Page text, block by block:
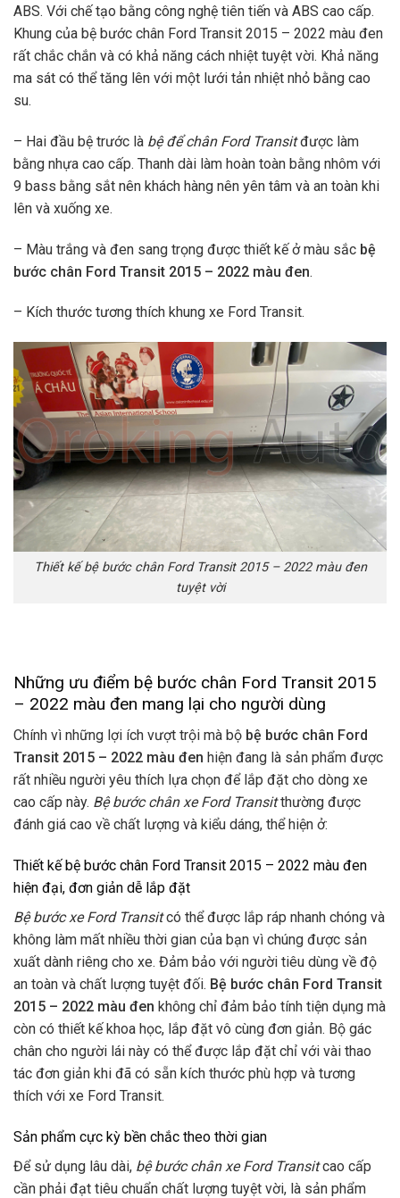
ABS. Với chế tạo bằng công nghệ tiên tiến và ABS cao cấp.
Khung của bệ bước chân Ford Transit 2015 – 2022 màu đen
rất chắc chắn và có khả năng cách nhiệt tuyệt vời. Khả năng
ma sát có thể tăng lên với một lưới tản nhiệt nhỏ bằng cao
su.
– Hai đầu bệ trước là bệ để chân Ford Transitđược làm
bằng nhựa cao cấp. Thanh dài làm hoàn toàn bằng nhôm với
9 bass bằng sắt nên khách hàng nên yên tâm và an toàn khi
lên và xuống xe.
– Màu trắng và đen sang trọng được thiết kế ở màu sắc bệ
bước chân Ford Transit 2015 – 2022 màu đen.
– Kích thước tương thích khung xe Ford Transit.
Thiết kế bệ bước chân Ford Transit 2015 – 2022 màu đen
tuyệt vời
Những ưu điểm bệ bước chân Ford Transit 2015
– 2022 màu đen mang lại cho người dùng
Chính vì những lợi ích vượt trội mà bộ bệ bước chân Ford
Transit 2015 – 2022 màu đen hiện đang là sản phẩm được
rất nhiều người yêu thích lựa chọn để lắp đặt cho dòng xe
cao cấp này. Bệ bước chân xe Ford Transitthường được
đánh giá cao về chất lượng và kiểu dáng, thể hiện ở:
Thiết kế bệ bước chân Ford Transit 2015 – 2022 màu đen
hiện đại, đơn giản dễ lắp đặt
Bệ bước xe Ford Transitcó thể được lắp ráp nhanh chóng và
không làm mất nhiều thời gian của bạn vì chúng được sản
xuất dành riêng cho xe. Đảm bảo với người tiêu dùng về độ
an toàn và chất lượng tuyệt đối. Bệ bước chân Ford Transit
2015 – 2022 màu đen không chỉ đảm bảo tính tiện dụng mà
còn có thiết kế khoa học, lắp đặt vô cùng đơn giản. Bộ gác
chân cho người lái này có thể được lắp đặt chỉ với vài thao
tác đơn giản khi đã có sẵn kích thước phù hợp và tương
thích với xe Ford Transit.
Sản phẩm cực kỳ bền chắc theo thời gian
Để sử dụng lâu dài, bệ bước chân xe Ford Transitcao cấp
cần phải đạt tiêu chuẩn chất lượng tuyệt vời, là sản phẩm